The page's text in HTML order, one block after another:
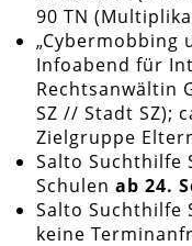
90 TN
„Cybermobbing
Infoabend für
Rechtsanwältin
SZ // Stadt SZ);
Zielgruppe
Salto Suchthilfe
Schulen ab 24.
Salto Suchthilfe
keine